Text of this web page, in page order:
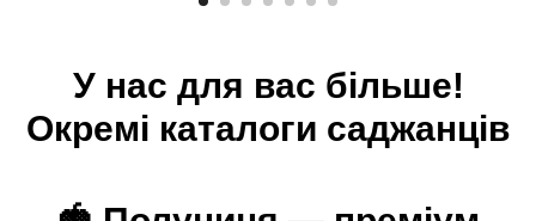
У нас для вас більше!
Окремі каталоги саджанців